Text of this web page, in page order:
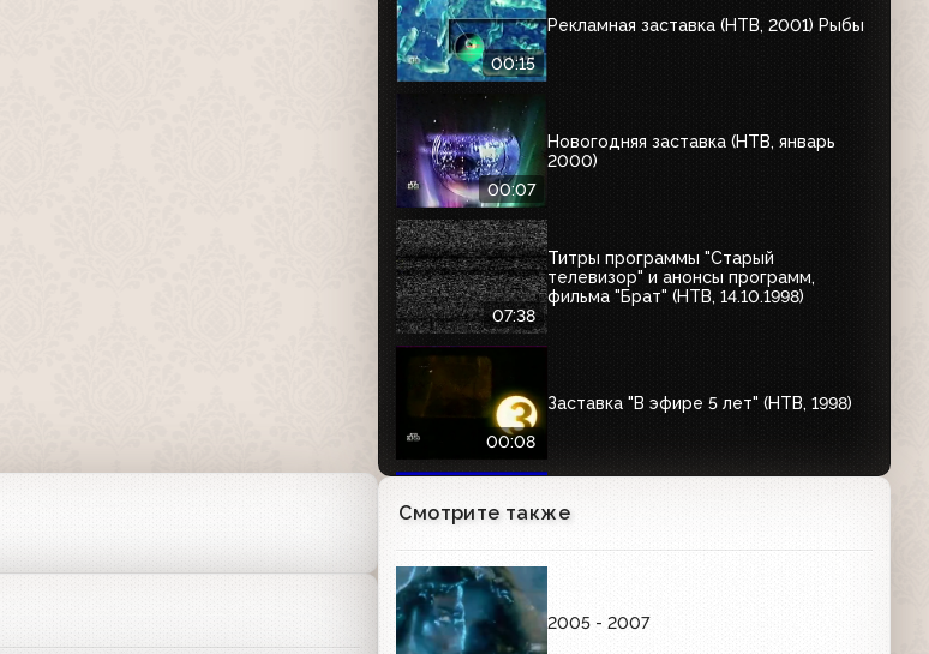
00:15
Рекламная заставка (НТВ, 2001) Рыбы
00:07
Новогодняя заставка (НТВ, январь
2000)
07:38
Титры программы "Старый
телевизор" и анонсы программ,
фильма "Брат" (НТВ, 14.10.1998)
00:08
Заставка "В эфире 5 лет" (НТВ, 1998)
Программа передач и окончание
Смотрите также
2005 - 2007